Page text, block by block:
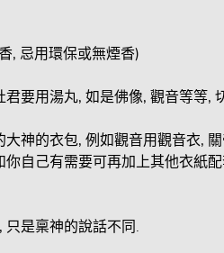
, 忌用環保或無煙香)
要用湯丸, 如是佛像, 觀音等等,
神的衣包, 例如觀音用觀音衣,
自己有需要可再加上其他衣紙配
是稟神的說話不同.